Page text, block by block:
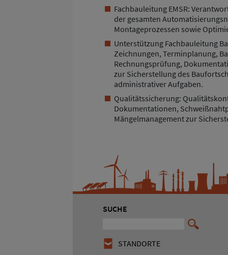
Fachbauleitung EMSR:
der gesamten
Montageprozessen sowie
Unterstützung Fachbauleitung
Zeichnungen, Terminplanung,
Rechnungsprüfung,
zur Sicherstellung des
administrativer Aufgaben.
Qualitätssicherung:
Dokumentationen,
Mängelmanagement zur
SUCHE
STANDORTE